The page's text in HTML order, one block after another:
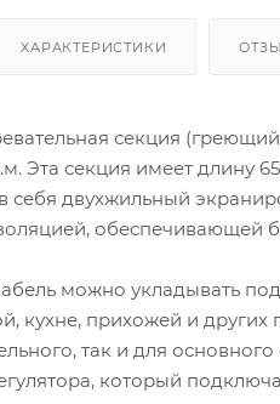
ХАРАКТЕРИСТИКИ
секция
Эта секция имеет длину
себя двухжильный
обеспечивающей
можно укладывать
кухне, прихожей и
так и для
который